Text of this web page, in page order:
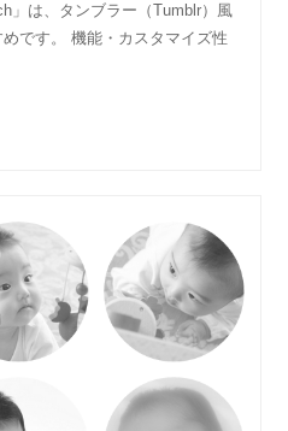
」は、タンブラー（Tumblr）風
です。 機能・カスタマイズ性